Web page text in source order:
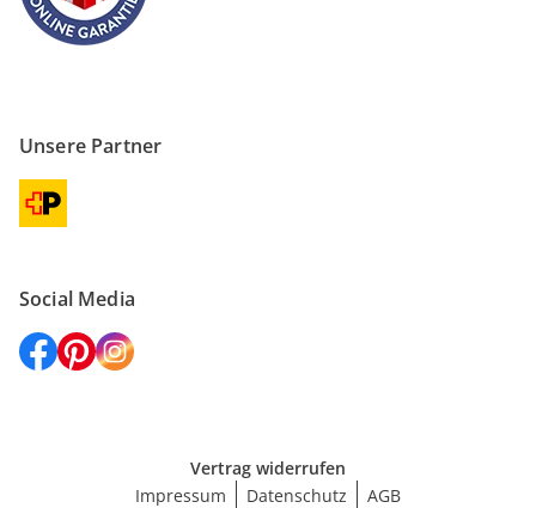
Unsere Partner
Social Media
Vertrag widerrufen
Impressum
Datenschutz
AGB